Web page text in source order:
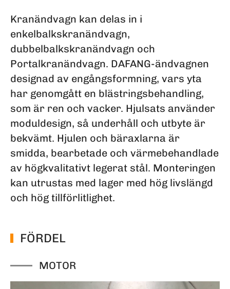
Kranändvagn kan delas in i
enkelbalkskranändvagn,
dubbelbalkskranändvagn och
Portalkranändvagn. DAFANG-ändvagnen
designad av engångsformning, vars yta
har genomgått en blästringsbehandling,
som är ren och vacker. Hjulsats använder
moduldesign, så underhåll och utbyte är
bekvämt. Hjulen och bäraxlarna är
smidda, bearbetade och värmebehandlade
av högkvalitativt legerat stål. Monteringen
kan utrustas med lager med hög livslängd
och hög tillförlitlighet.
FÖRDEL
MOTOR